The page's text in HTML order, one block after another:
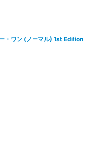
・ワン (ノーマル) 1st Edition